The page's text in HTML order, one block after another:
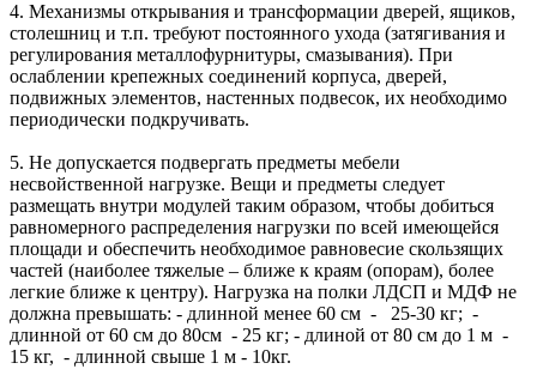
4. Механизмы открывания и трансформации дверей, ящиков,
столешниц и т.п. требуют постоянного ухода (затягивания и
регулирования металлофурнитуры, смазывания). При
ослаблении крепежных соединений корпуса, дверей,
подвижных элементов, настенных подвесок, их необходимо
периодически подкручивать.
5. Не допускается подвергать предметы мебели
несвойственной нагрузке. Вещи и предметы следует
размещать внутри модулей таким образом, чтобы добиться
равномерного распределения нагрузки по всей имеющейся
площади и обеспечить необходимое равновесие скользящих
частей (наиболее тяжелые – ближе к краям (опорам), более
легкие ближе к центру). Нагрузка на полки ЛДСП и МДФ не
должна превышать: - длинной менее 60 см - 25-30 кг; -
длинной от 60 см до 80см - 25 кг; - длиной от 80 см до 1 м -
15 кг, - длинной свыше 1 м - 10кг.